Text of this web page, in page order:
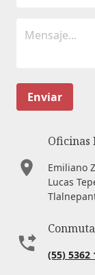
Enviar
Oficinas
Emiliano
Lucas
(55) 5362